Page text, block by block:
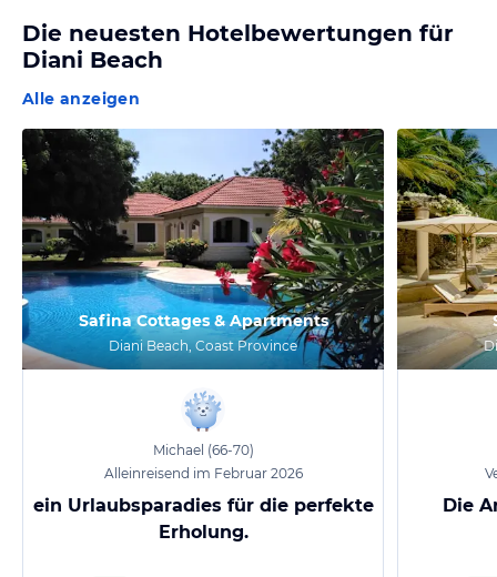
Die neuesten Hotelbewertungen für
Diani Beach
Alle anzeigen
Safina Cottages & Apartments
Diani Beach, Coast Province
Michael (66-70)
Alleinreisend im Februar 2026
ein Urlaubsparadies für die perfekte
Erholung.
Die